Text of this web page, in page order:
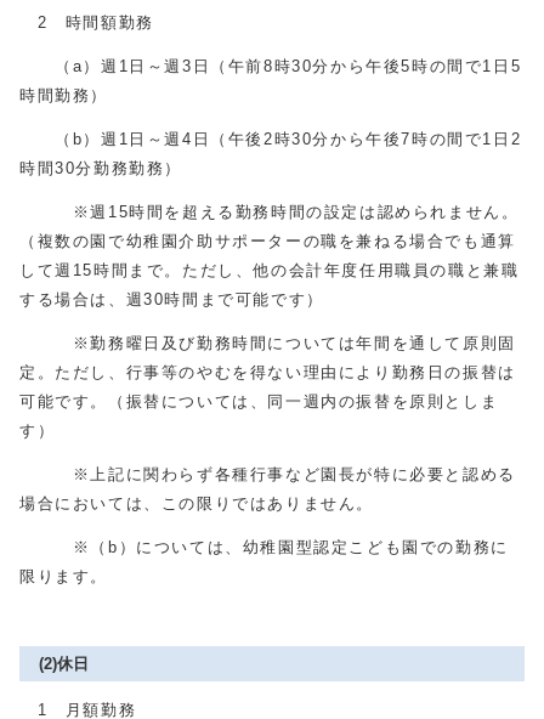
2 時間額勤務
（a）週1日～週3日（午前8時30分から午後5時の間で1日5
時間勤務）
（b）週1日～週4日（午後2時30分から午後7時の間で1日2
時間30分勤務勤務）
※週15時間を超える勤務時間の設定は認められません。
（複数の園で幼稚園介助サポーターの職を兼ねる場合でも通算
して週15時間まで。ただし、他の会計年度任用職員の職と兼職
する場合は、週30時間まで可能です）
※勤務曜日及び勤務時間については年間を通して原則固
定。ただし、行事等のやむを得ない理由により勤務日の振替は
可能です。（振替については、同一週内の振替を原則としま
す）
※上記に関わらず各種行事など園長が特に必要と認める
場合においては、この限りではありません。
※（b）については、幼稚園型認定こども園での勤務に
限ります。
(2)休日
1 月額勤務